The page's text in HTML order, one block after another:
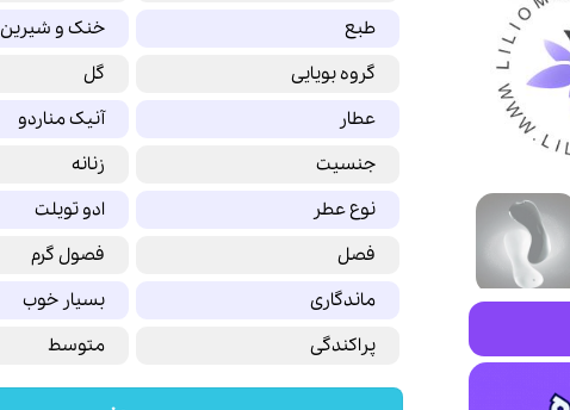
طبع
خنک و شیرین
گروه بویایی
گل
عطار
آنیک مناردو
جنسیت
زنانه
نوع عطر
ادو تویلت
فصل
فصول گرم
ماندگاری
بسیار خوب
پراکندگی
متوسط